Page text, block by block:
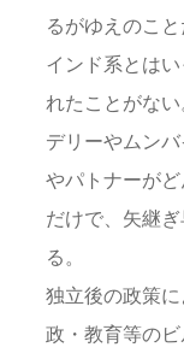
るがゆえのこと
インド系とは
れたことがな
デリーやムン
やパトナーが
だけで、矢継
る。
独立後の政策
政・教育等の